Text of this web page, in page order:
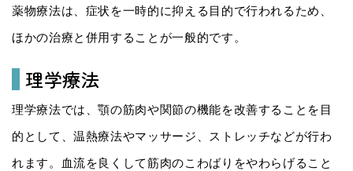
薬物療法は、症状を一時的に抑える目的で行われるため、
ほかの治療と併用することが一般的です。
理学療法
理学療法では、顎の筋肉や関節の機能を改善することを目
的として、温熱療法やマッサージ、ストレッチなどが行わ
れます。血流を良くして筋肉のこわばりをやわらげること